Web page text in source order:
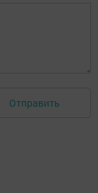
Отправить